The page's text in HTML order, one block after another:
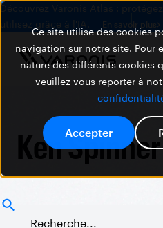
Ce site utilise des cookies
navigation sur notre site. Pour
nature des différents cookies
veuillez vous reporter à
Accepter
Découvrez Varonis Atlas :
utilisez grâce à l'IA.
En savoir plus
Ken Spinner